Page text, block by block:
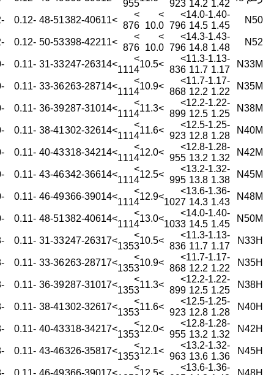
1.42
14.2
923
955
N50
1.40-
1.45
14.0-
14.5
>
796
>
10.0
>
876
>11
382-406
48-51
-0.12
-0.62
N52
1.43-
1.48
14.3-
14.8
>
796
>
10.0
>
876
>11
398-422
50-53
-0.12
-0.62
N33M
1.13-
1.17
11.3-
11.7
>
836
>10.5
>
1114
>14
247-263
31-33
-0.11
-0.60
N35M
1.17-
1.22
11.7-
12.2
>
868
>10.9
>
1114
>14
263-287
33-36
-0.11
-0.60
N38M
1.22-
1.25
12.2-
12.5
>
899
>11.3
>
1114
>14
287-310
36-39
-0.11
-0.60
N40M
1.25-
1.28
12.5-
12.8
>
923
>11.6
>
1114
>14
302-326
38-41
-0.11
-0.60
N42M
1.28-
1.32
12.8-
13.2
>
955
>12.0
>
1114
>14
318-342
40-43
-0.11
-0.60
N45M
1.32-
1.38
13.2-
13.8
>
995
>12.5
>
1114
>14
342-366
43-46
-0.11
-0.60
N48M
1.36-
1.43
13.6-
14.3
>
1027
>12.9
>
1114
>14
366-390
46-49
-0.11
-0.60
N50M
1.40-
1.45
14.0-
14.5
>
1033
>13.0
>
1114
>14
382-406
48-51
-0.11
-0.60
N33H
1.13-
1.17
11.3-
11.7
>
836
>10.5
>
1353
>17
247-263
31-33
-0.11
-0.58
N35H
1.17-
1.22
11.7-
12.2
>
868
>10.9
>
1353
>17
263-287
33-36
-0.11
-0.58
N38H
1.22-
1.25
12.2-
12.5
>
899
>11.3
>
1353
>17
287-310
36-39
-0.11
-0.58
N40H
1.25-
1.28
12.5-
12.8
>
923
>11.6
>
1353
>17
302-326
38-41
-0.11
-0.58
N42H
1.28-
1.32
12.8-
13.2
>
955
>12.0
>
1353
>17
318-342
40-43
-0.11
-0.58
N45H
1.32-
1.36
13.2-
13.6
>
963
>12.1
>
1353
>17
326-358
43-46
-0.11
-0.58
1.36-
13.6-
>
>